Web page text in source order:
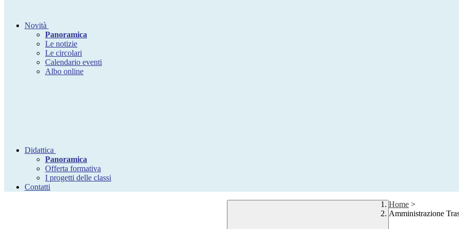
Novità
Panoramica
Le notizie
Le circolari
Calendario eventi
Albo online
Didattica
Panoramica
Offerta formativa
I progetti delle classi
Contatti
Home >
Amministrazione